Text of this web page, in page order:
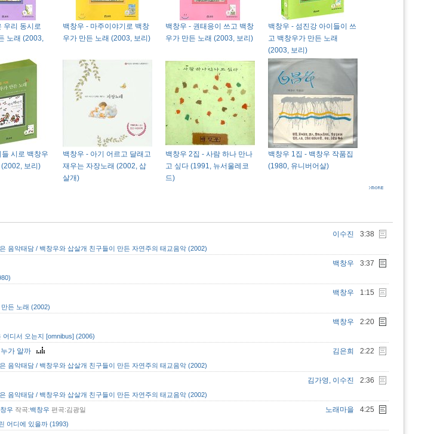
우리 동시로
노래 (2003,
백창우 - 마주이야기로 백창
우가 만든 노래 (2003, 보리)
백창우 - 권태응이 쓰고 백창
우가 만든 노래 (2003, 보리)
백창우 - 섬진강 아이들이 쓰
고 백창우가 만든 노래
(2003, 보리)
시로 백창우
보리)
백창우 - 아기 어르고 달래고
재우는 자장노래 (2002, 삽
살개)
백창우 2집 - 사람 하나 만나
고 싶다 (1991, 뉴서울레코
드)
백창우 1집 - 백창우 작품집
(1980, 유니버어살)
이수진 3:38
음악태담 / 백창우와 삽살개 친구들이 만든 자연주의 태교음악 (2002)
백창우 3:37
백창우 1:15
든 노래 (2002)
백창우 2:20
디서 오는지 [omnibus] (2006)
가 알까 김은희 2:22
음악태담 / 백창우와 삽살개 친구들이 만든 자연주의 태교음악 (2002)
김가영, 이수진 2:36
음악태담 / 백창우와 삽살개 친구들이 만든 자연주의 태교음악 (2002)
우 작곡:백창우 편곡:김광일 노래마을 4:25
어디에 있을까 (1993)